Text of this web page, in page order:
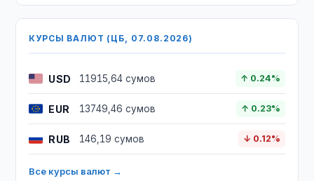
КУРСЫ ВАЛЮТ (ЦБ, 07.08.2026)
USD 11915,64 сумов ↑ 0.24%
EUR 13749,46 сумов ↑ 0.23%
RUB 146,19 сумов ↓ 0.12%
Все курсы валют →